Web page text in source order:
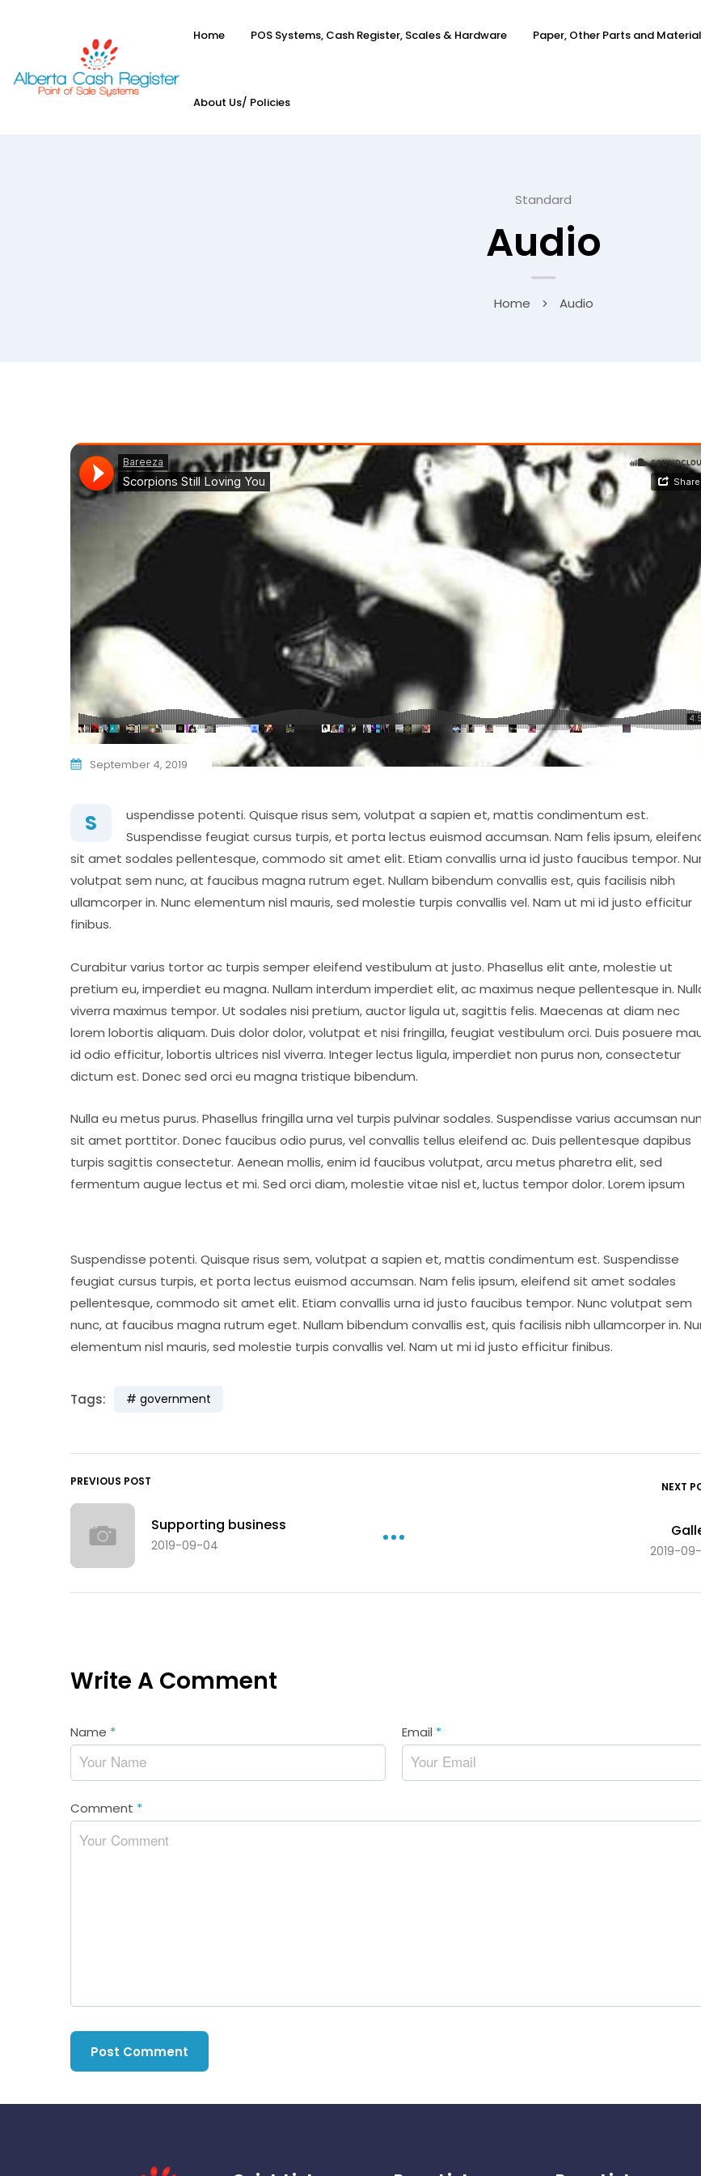
Home POS Systems, Cash Register, Scales & Hardware Paper, Other Parts and
About Us/ Policies
Standard
Audio
Home Audio
September 4, 2019
S
uspendisse potenti. Quisque risus sem, volutpat a sapien et, mattis condimentum est.
Suspendisse feugiat cursus turpis, et porta lectus euismod accumsan. Nam felis ipsum,
sit amet sodales pellentesque, commodo sit amet elit. Etiam convallis urna id justo faucibus tempor.
volutpat sem nunc, at faucibus magna rutrum eget. Nullam bibendum convallis est, quis facilisis nibh
ullamcorper in. Nunc elementum nisl mauris, sed molestie turpis convallis vel. Nam ut mi id justo efficitur
finibus.
Curabitur varius tortor ac turpis semper eleifend vestibulum at justo. Phasellus elit ante, molestie ut
pretium eu, imperdiet eu magna. Nullam interdum imperdiet elit, ac maximus neque pellentesque in.
viverra maximus tempor. Ut sodales nisi pretium, auctor ligula ut, sagittis felis. Maecenas at diam nec
lorem lobortis aliquam. Duis dolor dolor, volutpat et nisi fringilla, feugiat vestibulum orci. Duis posuere
id odio efficitur, lobortis ultrices nisl viverra. Integer lectus ligula, imperdiet non purus non, consectetur
dictum est. Donec sed orci eu magna tristique bibendum.
Nulla eu metus purus. Phasellus fringilla urna vel turpis pulvinar sodales. Suspendisse varius accumsan
sit amet porttitor. Donec faucibus odio purus, vel convallis tellus eleifend ac. Duis pellentesque dapibus
turpis sagittis consectetur. Aenean mollis, enim id faucibus volutpat, arcu metus pharetra elit, sed
fermentum augue lectus et mi. Sed orci diam, molestie vitae nisl et, luctus tempor dolor. Lorem ipsum
Suspendisse potenti. Quisque risus sem, volutpat a sapien et, mattis condimentum est. Suspendisse
feugiat cursus turpis, et porta lectus euismod accumsan. Nam felis ipsum, eleifend sit amet sodales
pellentesque, commodo sit amet elit. Etiam convallis urna id justo faucibus tempor. Nunc volutpat sem
nunc, at faucibus magna rutrum eget. Nullam bibendum convallis est, quis facilisis nibh ullamcorper in.
elementum nisl mauris, sed molestie turpis convallis vel. Nam ut mi id justo efficitur finibus.
Tags: government
PREVIOUS POST
Supporting business
2019-09-04
NEXT
2019-
Write A Comment
Name * Email *
Comment *